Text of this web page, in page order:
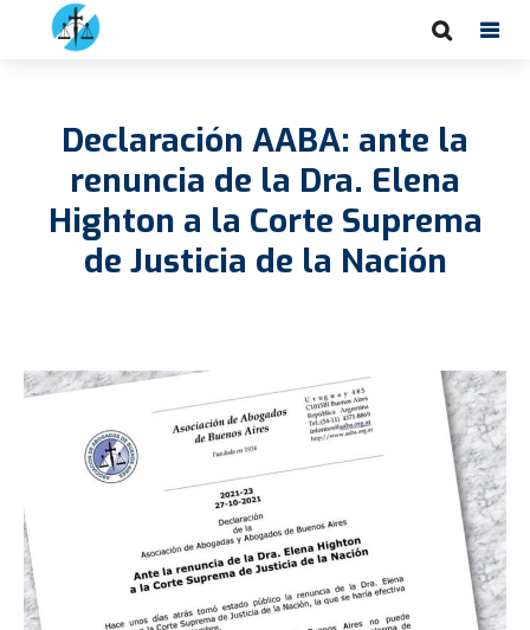
Declaración AABA: ante la
renuncia de la Dra. Elena
Highton a la Corte Suprema
de Justicia de la Nación